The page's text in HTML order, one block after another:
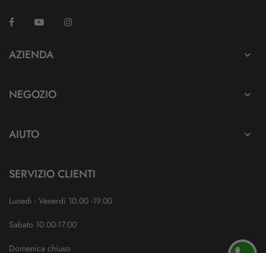
Facebook YouTube
AZIENDA 
NEGOZIO 
AIUTO 
SERVIZIO CLIENTI
Lunedi - Venerdi 10.00 -19.00
Sabato 10.00-17.00
Domenica chiuso